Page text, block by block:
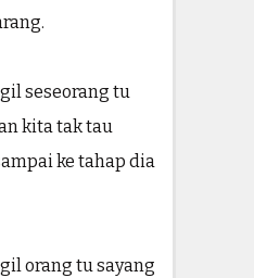
seseorang tu
kita tak tau
ke tahap dia
orang tu sayang